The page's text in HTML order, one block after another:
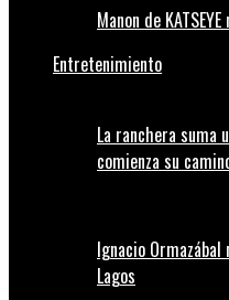
Manon de
Entretenimiento
La ranchera suma
comienza su
Ignacio Ormazábal
Lagos